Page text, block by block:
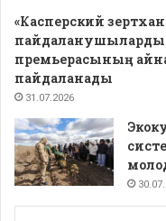
«Касперский
пайдаланушыларды
премьерасының
пайдаланады
31.07.2026